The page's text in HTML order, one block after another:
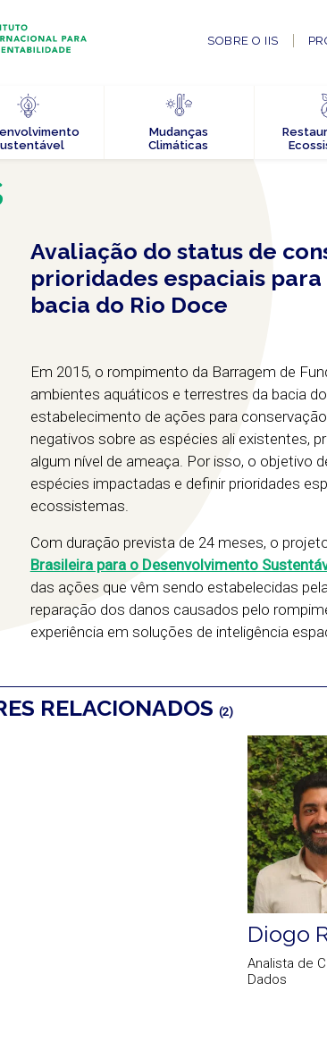
SOBRE O IIS
Mudanças
Climáticas
Avaliação do status de
prioridades espaciais
bacia do Rio Doce
Em 2015, o rompimento da Barragem de
ambientes aquáticos e terrestres da bacia
estabelecimento de ações para
negativos sobre as espécies ali existentes,
algum nível de ameaça. Por isso, o objetivo
espécies impactadas e definir prioridades
ecossistemas.
Com duração prevista de 24 meses, o
Brasileira para o Desenvolvimento
das ações que vêm sendo estabelecidas
reparação dos danos causados pelo
experiência em soluções de inteligência
RELACIONADOS (2)
Diogo
Analista de
Dados